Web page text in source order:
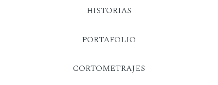
HISTORIAS
PORTAFOLIO
CORTOMETRAJES